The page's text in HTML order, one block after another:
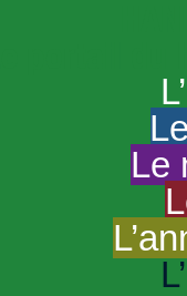
Le